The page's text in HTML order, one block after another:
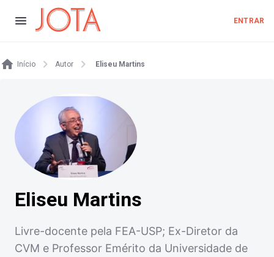
ENTRAR
Início Autor Eliseu Martins
Eliseu Martins
Livre-docente pela FEA-USP; Ex-Diretor da
CVM e Professor Emérito da Universidade de